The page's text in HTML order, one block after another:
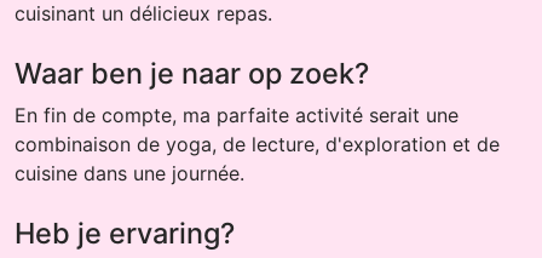
cuisinant un délicieux repas.
Waar ben je naar op zoek?
En fin de compte, ma parfaite activité serait une
combinaison de yoga, de lecture, d'exploration et de
cuisine dans une journée.
Heb je ervaring?